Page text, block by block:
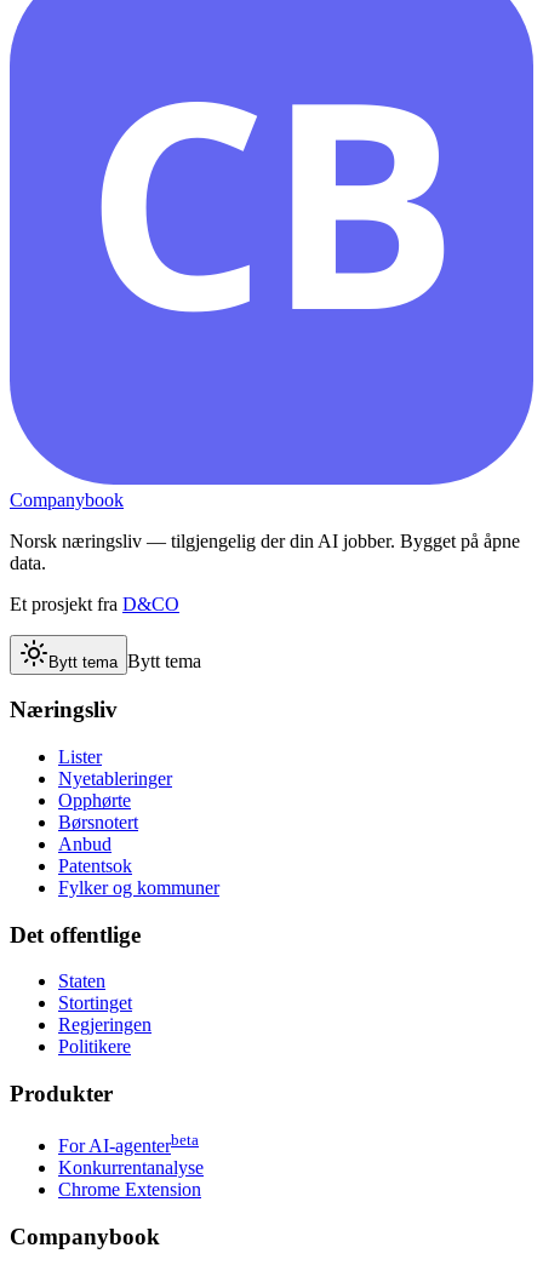
CB
Companybook
Norsk næringsliv — tilgjengelig der din AI jobber. Bygget på åpne
data.
Et prosjekt fra D&CO
Bytt tema Bytt tema
Næringsliv
Lister
Nyetableringer
Opphørte
Børsnotert
Anbud
Patentsok
Fylker og kommuner
Det offentlige
Staten
Stortinget
Regjeringen
Politikere
Produkter
For AI-agenterbeta
Konkurrentanalyse
Chrome Extension
Companybook